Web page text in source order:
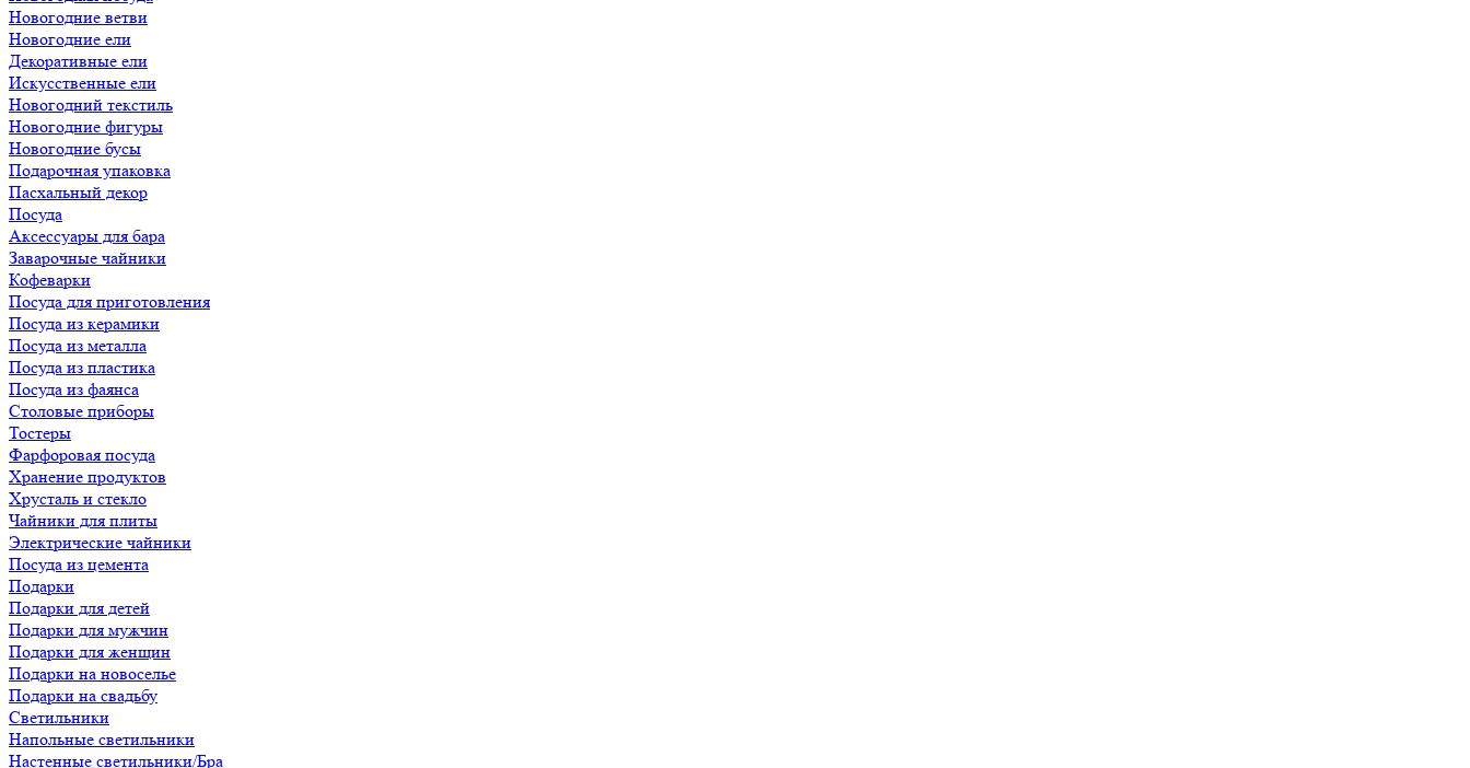
Новогодние ветви
Новогодние ели
Декоративные ели
Искусственные ели
Новогодний текстиль
Новогодние фигуры
Новогодние бусы
Подарочная упаковка
Пасхальный декор
Посуда
Аксессуары для бара
Заварочные чайники
Кофеварки
Посуда для приготовления
Посуда из керамики
Посуда из металла
Посуда из пластика
Посуда из фаянса
Столовые приборы
Тостеры
Фарфоровая посуда
Хранение продуктов
Хрусталь и стекло
Чайники для плиты
Электрические чайники
Посуда из цемента
Подарки
Подарки для детей
Подарки для мужчин
Подарки для женщин
Подарки на новоселье
Подарки на свадьбу
Светильники
Напольные светильники
Настенные светильники/Бра